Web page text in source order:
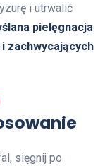
i utrwalić
pielęgnacja
zachwycających
sięgnij po